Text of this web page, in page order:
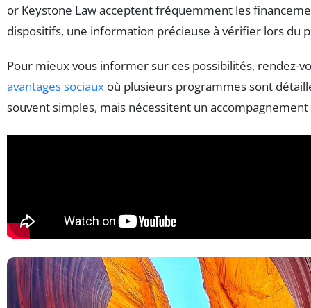
or Keystone Law acceptent fréquemment les
dispositifs, une information précieuse à vérifier lors du
Pour mieux vous informer sur ces possibilités, rendez-
avantages sociaux où plusieurs programmes sont
souvent simples, mais nécessitent un